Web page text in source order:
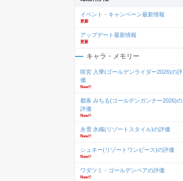
イベント・キャンペーン最新情報
更新
アップデート最新情報
更新
キャラ・メモリー
咲宮 入華(ゴールデンライダー2026)の評
価
New!!
都条 みちる(ゴールデンガンナー2026)の
評価
New!!
永雪 氷織(リゾートスタイル)の評価
New!!
シュネー(リゾートワンピース)の評価
New!!
ワダツミ・ゴールデンペアの評価
New!!